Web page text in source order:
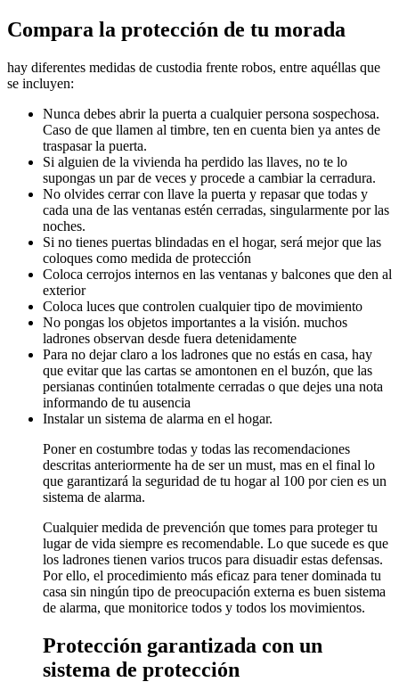
Compara la protección de tu morada
hay diferentes medidas de custodia frente robos, entre aquéllas que
se incluyen:
Nunca debes abrir la puerta a cualquier persona sospechosa.
Caso de que llamen al timbre, ten en cuenta bien ya antes de
traspasar la puerta.
Si alguien de la vivienda ha perdido las llaves, no te lo
supongas un par de veces y procede a cambiar la cerradura.
No olvides cerrar con llave la puerta y repasar que todas y
cada una de las ventanas estén cerradas, singularmente por las
noches.
Si no tienes puertas blindadas en el hogar, será mejor que las
coloques como medida de protección
Coloca cerrojos internos en las ventanas y balcones que den al
exterior
Coloca luces que controlen cualquier tipo de movimiento
No pongas los objetos importantes a la visión. muchos
ladrones observan desde fuera detenidamente
Para no dejar claro a los ladrones que no estás en casa, hay
que evitar que las cartas se amontonen en el buzón, que las
persianas continúen totalmente cerradas o que dejes una nota
informando de tu ausencia
Instalar un sistema de alarma en el hogar.
Poner en costumbre todas y todas las recomendaciones
descritas anteriormente ha de ser un must, mas en el final lo
que garantizará la seguridad de tu hogar al 100 por cien es un
sistema de alarma.
Cualquier medida de prevención que tomes para proteger tu
lugar de vida siempre es recomendable. Lo que sucede es que
los ladrones tienen varios trucos para disuadir estas defensas.
Por ello, el procedimiento más eficaz para tener dominada tu
casa sin ningún tipo de preocupación externa es buen sistema
de alarma, que monitorice todos y todos los movimientos.
Protección garantizada con un
sistema de protección